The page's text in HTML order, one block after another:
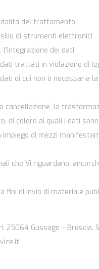
del trattamento
di strumenti elettronici
dei dati
trattati in violazione di
di cui non è necessaria
cancellazione, la
di coloro ai quali i dati
di mezzi
che Vi riguardano,
di invio di materiale
Gussago – Brescia.